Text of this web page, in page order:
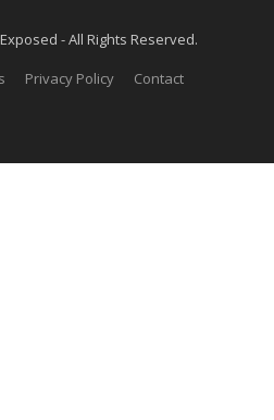
- All Rights Reserved.
Privacy Policy Contact